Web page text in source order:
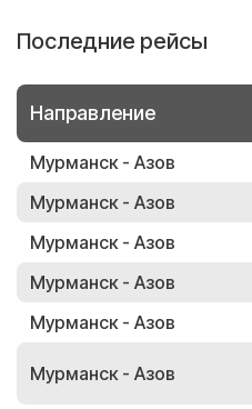
Последние рейсы
Направление
Мурманск - Азов
Мурманск - Азов
Мурманск - Азов
Мурманск - Азов
Мурманск - Азов
Мурманск - Азов